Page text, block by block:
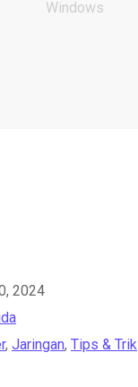
Windows
2024
, Jaringan, Tips & Trik